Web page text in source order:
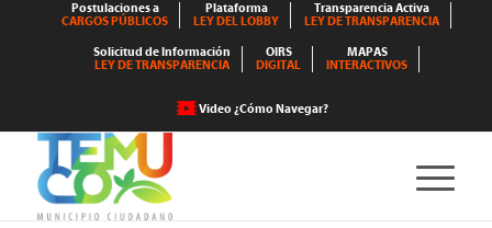
Postulaciones a
CARGOS PÚBLICOS
Plataforma
LEY DEL LOBBY
Transparencia Activa
LEY DE TRANSPARENCIA
Solicitud de Información
LEY DE TRANSPARENCIA
OIRS
DIGITAL
MAPAS
INTERACTIVOS
Video ¿Cómo Navegar?